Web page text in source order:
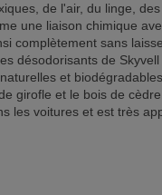
de l'air, du linge,
une liaison chimique
complètement sans
désodorisants de Skyvell
et
girofle et le bois de
les voitures et est très